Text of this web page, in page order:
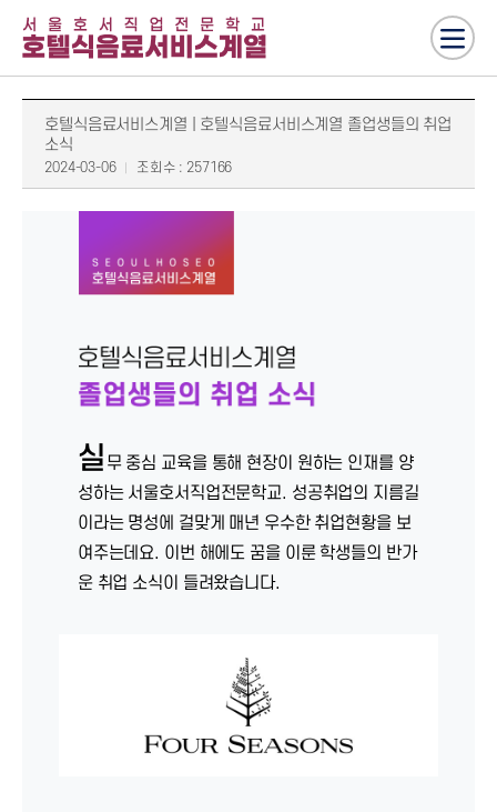
호텔식음료서비스계열 | 호텔식음료서비스계열 졸업생들의 취업
소식
2024-03-06 조회수 : 257166
실 무 중심 교육을 통해 현장이 원하는 인재를 양
성하는 서울호서직업전문학교. 성공취업의 지름길
이라는 명성에 걸맞게 매년 우수한 취업현황을 보
여주는데요. 이번 해에도 꿈을 이룬 학생들의 반가
운 취업 소식이 들려왔습니다.